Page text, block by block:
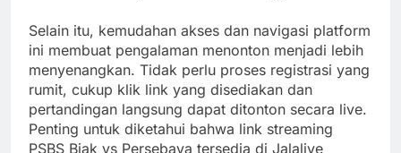
Selain itu, kemudahan akses dan navigasi platform
ini membuat pengalaman menonton menjadi lebih
menyenangkan. Tidak perlu proses registrasi yang
rumit, cukup klik link yang disediakan dan
pertandingan langsung dapat ditonton secara live.
Penting untuk diketahui bahwa link streaming
PSBS Biak vs Persebaya tersedia di Jalalive